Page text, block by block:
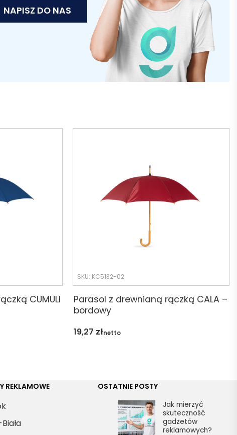
NAPISZ DO NAS
CUMULI
SKU: KC5132-02
Parasol z drewnianą rączką CALA –
bordowy
19,27 złnetto
REKLAMOWE OSTATNIE POSTY
Jak mierzyć
skuteczność
gadżetów
reklamowych?